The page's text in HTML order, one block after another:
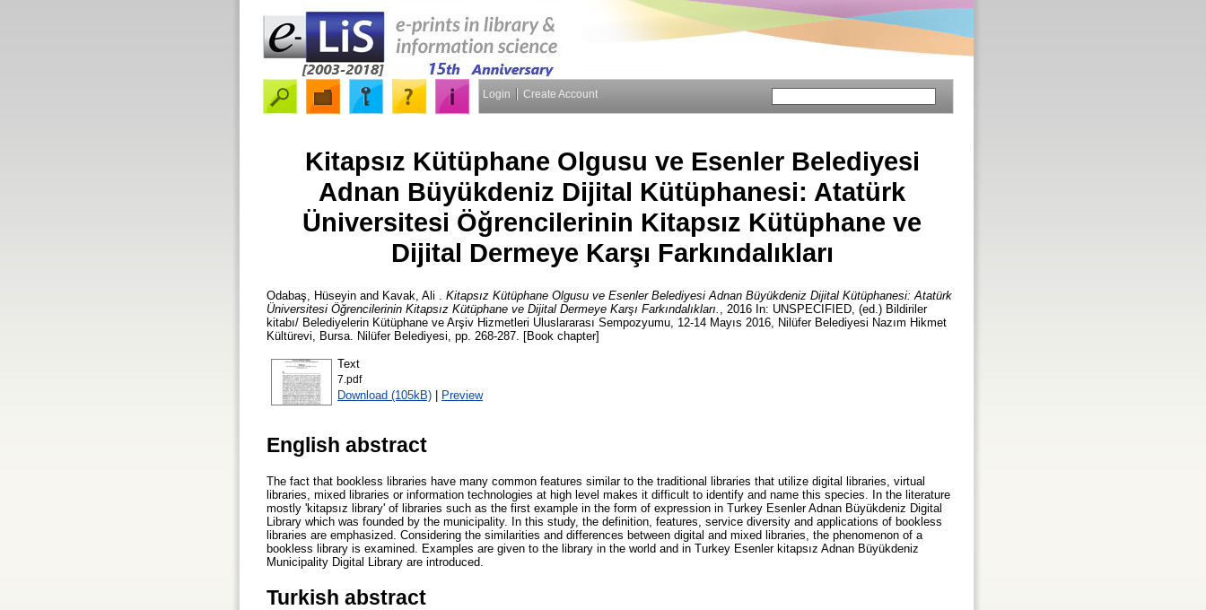
Login Create Account
Kitapsız Kütüphane Olgusu ve Esenler Belediyesi
Adnan Büyükdeniz Dijital Kütüphanesi: Atatürk
Üniversitesi Öğrencilerinin Kitapsız Kütüphane ve
Dijital Dermeye Karşı Farkındalıkları
Odabaş, Hüseyin and Kavak, Ali
Kitapsız Kütüphane Olgusu ve Esenler Belediyesi Adnan Büyükdeniz Dijital Kütüphanesi: Atatürk
Üniversitesi Öğrencilerinin Kitapsız Kütüphane ve Dijital Dermeye Karşı Farkındalıkları.
, 2016 In: UNSPECIFIED, (ed.) Bildiriler
kitabı/ Belediyelerin Kütüphane ve Arşiv Hizmetleri Uluslararası Sempozyumu, 12-14 Mayıs 2016, Nilüfer Belediyesi Nazım Hikmet
Kültürevi, Bursa. Nilüfer Belediyesi, pp. 268-287. [Book chapter]
Text
7.pdf
Download (105kB) | Preview
English abstract
The fact that bookless libraries have many common features similar to the traditional libraries that utilize digital libraries, virtual
libraries, mixed libraries or information technologies at high level makes it difficult to identify and name this species. In the literature
mostly 'kitapsız library' of libraries such as the first example in the form of expression in Turkey Esenler Adnan Büyükdeniz Digital
Library which was founded by the municipality. In this study, the definition, features, service diversity and applications of bookless
libraries are emphasized. Considering the similarities and differences between digital and mixed libraries, the phenomenon of a
bookless library is examined. Examples are given to the library in the world and in Turkey Esenler kitapsız Adnan Büyükdeniz
Municipality Digital Library are introduced.
Turkish abstract